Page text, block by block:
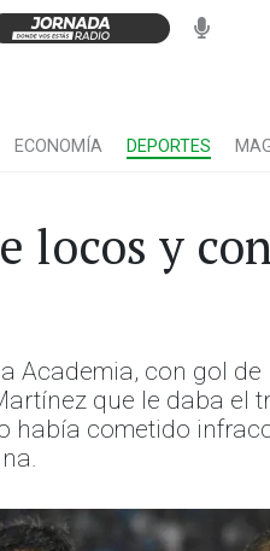
ECONOMÍA DEPORTES
locos y
Academia, con gol
que le daba el
había cometido